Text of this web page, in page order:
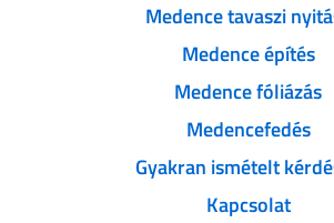
Medence tavaszi
Medence építés
Medence fóliázás
Medencefedés
Gyakran ismételt
Kapcsolat